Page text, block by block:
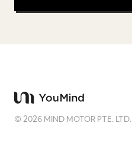
©2026 MIND MOTOR PTE. LTD.